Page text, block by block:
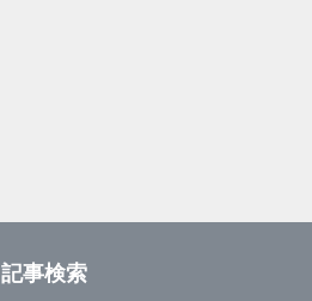
記事検索